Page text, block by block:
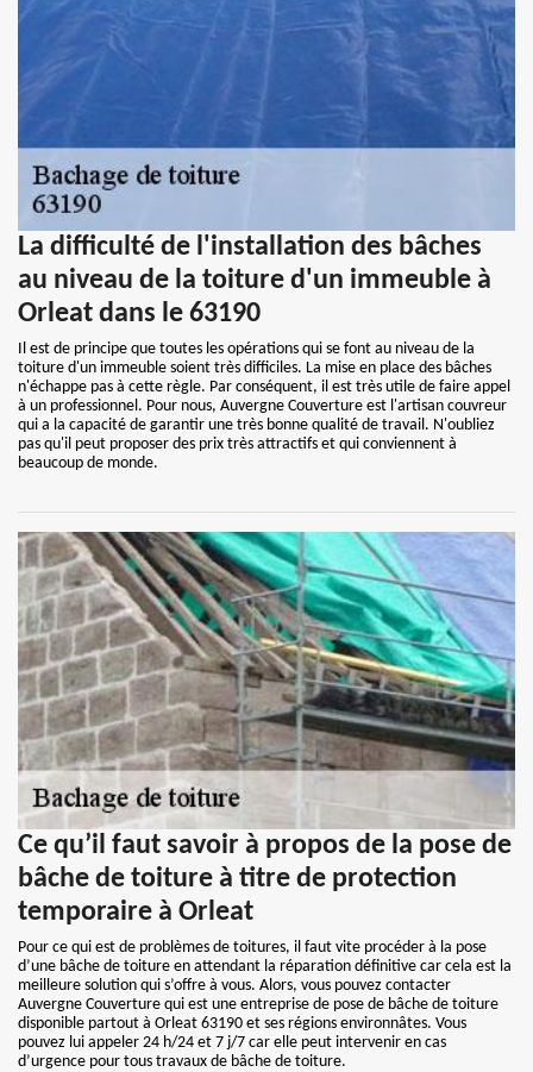
La difficulté de l'installation des bâches
au niveau de la toiture d'un immeuble à
Orleat dans le 63190
Il est de principe que toutes les opérations qui se font au niveau de la
toiture d'un immeuble soient très difficiles. La mise en place des bâches
n'échappe pas à cette règle. Par conséquent, il est très utile de faire appel
à un professionnel. Pour nous, Auvergne Couverture est l'artisan couvreur
qui a la capacité de garantir une très bonne qualité de travail. N'oubliez
pas qu'il peut proposer des prix très attractifs et qui conviennent à
beaucoup de monde.
Ce qu’il faut savoir à propos de la pose de
bâche de toiture à titre de protection
temporaire à Orleat
Pour ce qui est de problèmes de toitures, il faut vite procéder à la pose
d’une bâche de toiture en attendant la réparation définitive car cela est la
meilleure solution qui s’offre à vous. Alors, vous pouvez contacter
Auvergne Couverture qui est une entreprise de pose de bâche de toiture
disponible partout à Orleat 63190 et ses régions environnâtes. Vous
pouvez lui appeler 24 h/24 et 7 j/7 car elle peut intervenir en cas
d’urgence pour tous travaux de bâche de toiture.